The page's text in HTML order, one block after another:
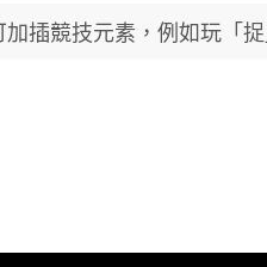
插競技元素，例如玩「捉